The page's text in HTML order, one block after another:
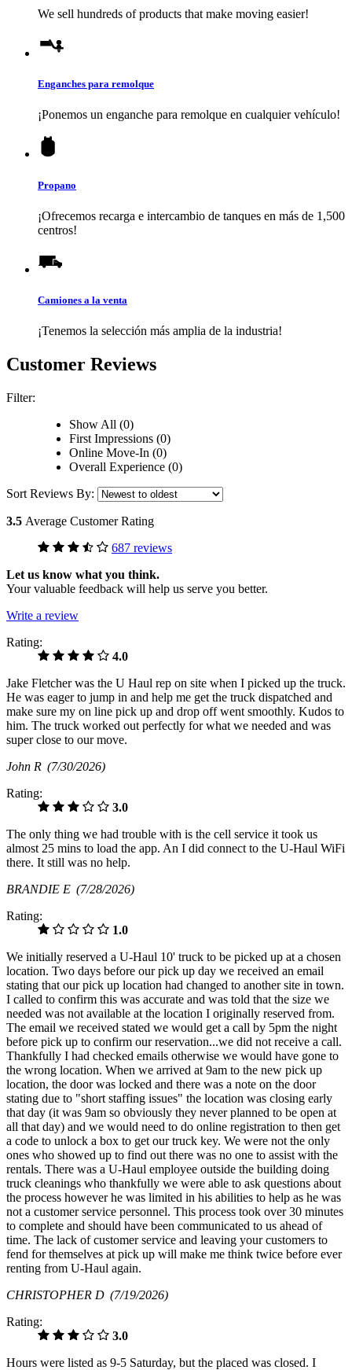
We sell hundreds of products that make moving easier!
Enganches para remolque
¡Ponemos un enganche para remolque en cualquier vehículo!
Propano
¡Ofrecemos recarga e intercambio de tanques en más de 1,500
centros!
Camiones a la venta
¡Tenemos la selección más amplia de la industria!
Customer Reviews
Filter:
Show All (0)
First Impressions (0)
Online Move-In (0)
Overall Experience (0)
Sort Reviews By:
3.5 Average Customer Rating
687 reviews
Let us know what you think.
Your valuable feedback will help us serve you better.
Write a review
Rating:
4.0
Jake Fletcher was the U Haul rep on site when I picked up the truck.
He was eager to jump in and help me get the truck dispatched and
make sure my on line pick up and drop off went smoothly. Kudos to
him. The truck worked out perfectly for what we needed and was
super close to our move.
John R (7/30/2026)
Rating:
3.0
The only thing we had trouble with is the cell service it took us
almost 25 mins to load the app. An I did connect to the U-Haul WiFi
there. It still was no help.
BRANDIE E (7/28/2026)
Rating:
1.0
We initially reserved a U-Haul 10' truck to be picked up at a chosen
location. Two days before our pick up day we received an email
stating that our pick up location had changed to another site in town.
I called to confirm this was accurate and was told that the size we
needed was not available at the location I originally reserved from.
The email we received stated we would get a call by 5pm the night
before pick up to confirm our reservation...we did not receive a call.
Thankfully I had checked emails otherwise we would have gone to
the wrong location. When we arrived at 9am to the new pick up
location, the door was locked and there was a note on the door
stating due to "short staffing issues" the location was closing early
that day (it was 9am so obviously they never planned to be open at
all that day) and we would need to do online registration to then get
a code to unlock a box to get our truck key. We were not the only
ones who showed up to find out there was no one to assist with the
rentals. There was a U-Haul employee outside the building doing
truck cleanings who thankfully we were able to ask questions about
the process however he was limited in his abilities to help as he was
not a customer service personnel. This process took over 30 minutes
to complete and should have been communicated to us ahead of
time. The lack of customer service and leaving your customers to
fend for themselves at pick up will make me think twice before ever
renting from U-Haul again.
CHRISTOPHER D (7/19/2026)
Rating:
3.0
Hours were listed as 9-5 Saturday, but the placed was closed. I